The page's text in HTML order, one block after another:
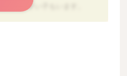
食べやすい子もいます。
わらかいうどんなども試